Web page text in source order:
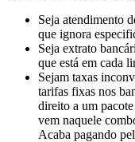
Seja atendimento
que ignora
Seja extrato
que está em cada
Sejam taxas
tarifas fixas nos
direito a um
vem naquele
Acaba pagando